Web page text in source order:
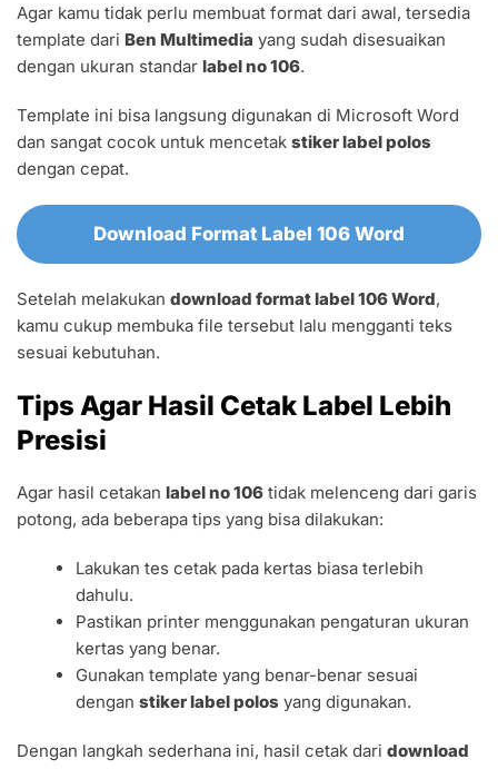
Agar kamu tidak perlu membuat format dari awal, tersedia
template dari Ben Multimedia yang sudah disesuaikan
dengan ukuran standar label no 106.
Template ini bisa langsung digunakan di Microsoft Word
dan sangat cocok untuk mencetak stiker label polos
dengan cepat.
Download Format Label 106 Word
Setelah melakukan download format label 106 Word,
kamu cukup membuka file tersebut lalu mengganti teks
sesuai kebutuhan.
Tips Agar Hasil Cetak Label Lebih
Presisi
Agar hasil cetakan label no 106 tidak melenceng dari garis
potong, ada beberapa tips yang bisa dilakukan:
Lakukan tes cetak pada kertas biasa terlebih
dahulu.
Pastikan printer menggunakan pengaturan ukuran
kertas yang benar.
Gunakan template yang benar-benar sesuai
denganstiker label polos yang digunakan.
Dengan langkah sederhana ini, hasil cetak dari download